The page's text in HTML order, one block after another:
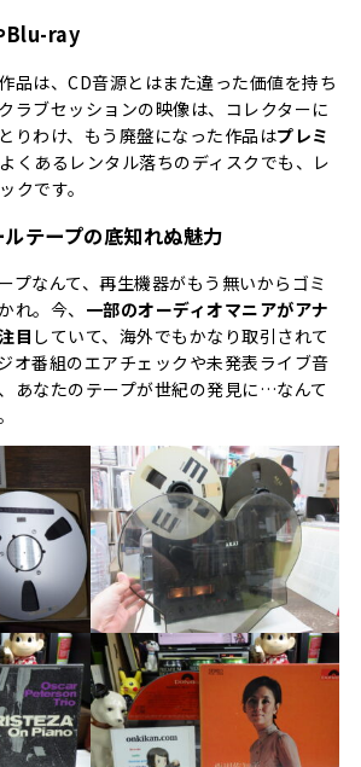
Blu-ray
品は、CD音源とはまた違った価値を持ち
ラブセッションの映像は、コレクターに
りわけ、もう廃盤になった作品はプレミ
くあるレンタル落ちのディスクでも、レ
クです。
テープの底知れぬ魅力
プなんて、再生機器がもう無いからゴミ
れ。今、 一部のオーディオマニアがアナ
目 していて、海外でもかなり取引されて
オ番組のエアチェックや未発表ライブ音
あなたのテープが世紀の発見に…なんて